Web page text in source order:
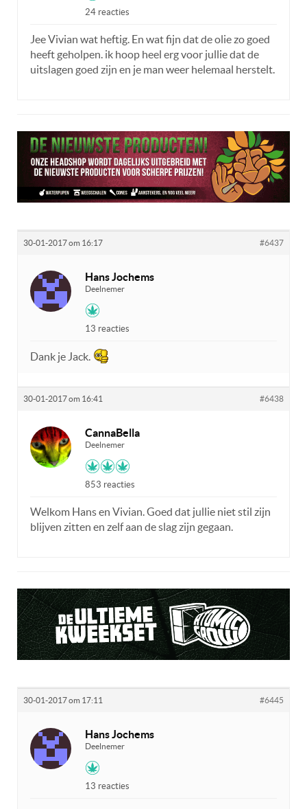
24 reacties
Jee Vivian wat heftig. En wat fijn dat de olie zo goed
heeft geholpen. ik hoop heel erg voor jullie dat de
uitslagen goed zijn en je man weer helemaal herstelt.
30-01-2017 om 16:17 #6437
Hans Jochems
Deelnemer
13 reacties
Dank je Jack.
30-01-2017 om 16:41 #6438
CannaBella
Deelnemer
853 reacties
Welkom Hans en Vivian. Goed dat jullie niet stil zijn
blijven zitten en zelf aan de slag zijn gegaan.
30-01-2017 om 17:11 #6445
Hans Jochems
Deelnemer
13 reacties